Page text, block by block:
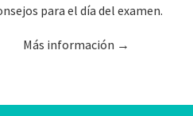
para el día del examen.
Más información →